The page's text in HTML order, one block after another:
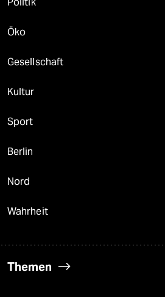
Öko
Gesellschaft
Kultur
Sport
Berlin
Nord
Wahrheit
Themen